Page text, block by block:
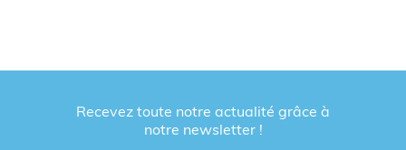
Recevez toute notre actualité grâce à
notre newsletter !